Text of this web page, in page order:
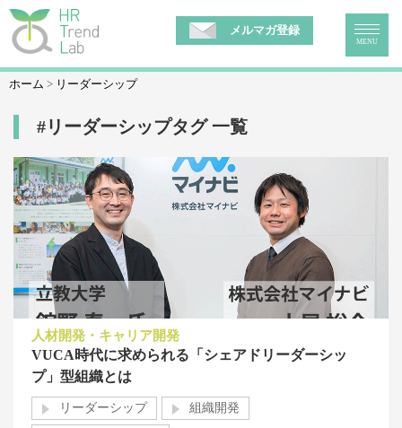
メルマガ登録
MENU
ホーム リーダーシップ
#リーダーシップタグ 一覧
人材開発・キャリア開発
VUCA時代に求められる「シェアドリーダーシッ
プ」型組織とは
リーダーシップ 組織開発